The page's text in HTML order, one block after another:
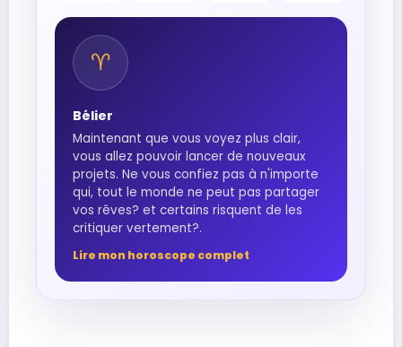
♈︎
Bélier
Maintenant que vous voyez plus clair,
vous allez pouvoir lancer de nouveaux
projets. Ne vous confiez pas à n'importe
qui, tout le monde ne peut pas partager
vos rêves? et certains risquent de les
critiquer vertement?.
Lire mon horoscope complet